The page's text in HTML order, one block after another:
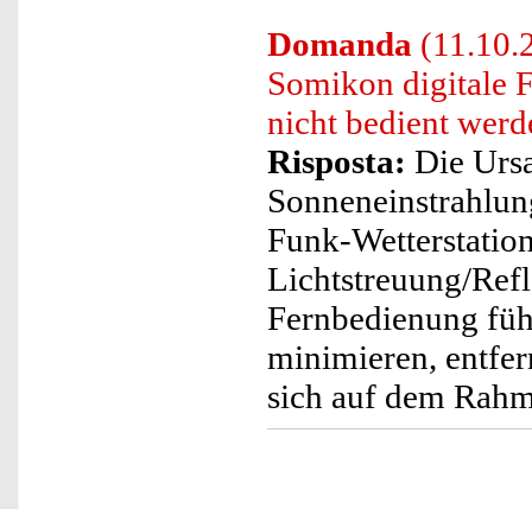
Domanda
Somikon digitale
nicht bedient
Risposta: Die
Funk-
Lichtstreuung/
Fernbedienung
minimieren,
sich auf dem